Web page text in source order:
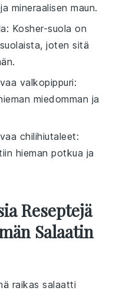
mineraalisen maun.
: Kosher-suola on
joten sitä
valkopippuri:
miedomman ja
chilihiutaleet:
hieman potkua ja
Reseptejä
Salaatin
raikassalaatti